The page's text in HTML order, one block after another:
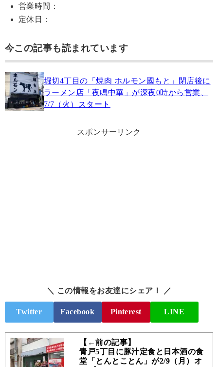
営業時間：
定休日：
今この記事も読まれています
堀切4丁目の「焼肉 ホルモン國もと」閉店後に
ラーメン店「夜鳴中華」が深夜0時から営業、
7/7（火）スタート
スポンサーリンク
＼ この情報をお友達にシェア！ ／
Twitter Facebook Pinterest LINE
【←前の記事】
青戸5丁目に豚汁定食と日本酒の食
堂「とんとことん」が2/9（月）オ